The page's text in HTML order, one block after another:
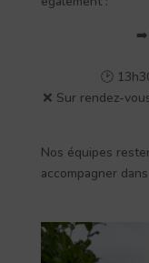
➡️
🕑
❌ Sur rendez-
Nos équipes
accompagner